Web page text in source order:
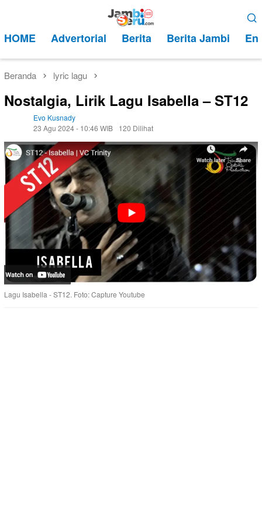
kontenMobile
HOME Advertorial Berita Berita Jambi
Beranda lyric lagu
Nostalgia, Lirik Lagu Isabella – ST12
Evo Kusnady
23 Agu 2024 - 10:46 WIB
120 Dilihat
Lagu Isabella - ST12. Foto: Capture Youtube